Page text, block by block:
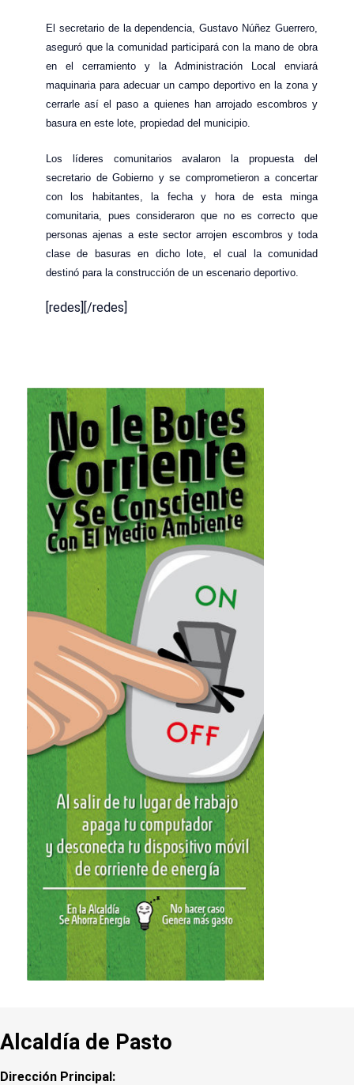
El secretario de la dependencia, Gustavo Núñez Guerrero,
aseguró que la comunidad participará con la mano de obra
en el cerramiento y la Administración Local enviará
maquinaria para adecuar un campo deportivo en la zona y
cerrarle así el paso a quienes han arrojado escombros y
basura en este lote, propiedad del municipio.
Los líderes comunitarios avalaron la propuesta del
secretario de Gobierno y se comprometieron a concertar
con los habitantes, la fecha y hora de esta minga
comunitaria, pues consideraron que no es correcto que
personas ajenas a este sector arrojen escombros y toda
clase de basuras en dicho lote, el cual la comunidad
destinó para la construcción de un escenario deportivo.
[redes][/redes]
Alcaldía de Pasto
Dirección Principal: